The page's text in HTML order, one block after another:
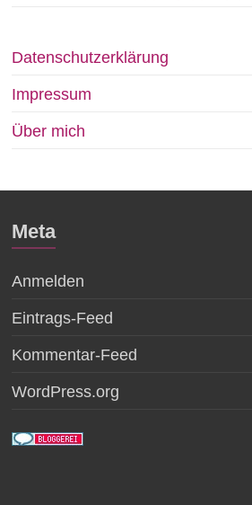
Datenschutzerklärung
Impressum
Über mich
Meta
Anmelden
Eintrags-Feed
Kommentar-Feed
WordPress.org